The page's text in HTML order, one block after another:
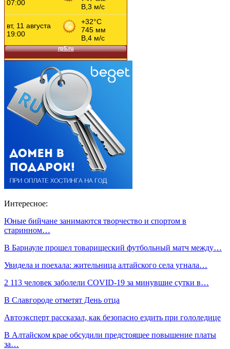
Интересное:
Юные бийчане занимаются творчество и спортом в
старинном…
В Барнауле прошел товарищеский футбольный матч между…
Увидела и поехала: жительница алтайского села угнала…
2 113 человек заболели COVID-19 за минувшие сутки в…
В Славгороде отметят День отца
Автоэксперт рассказал, как безопасно ездить при гололедице
В Алтайском крае обсудили предстоящее повышение платы
за…